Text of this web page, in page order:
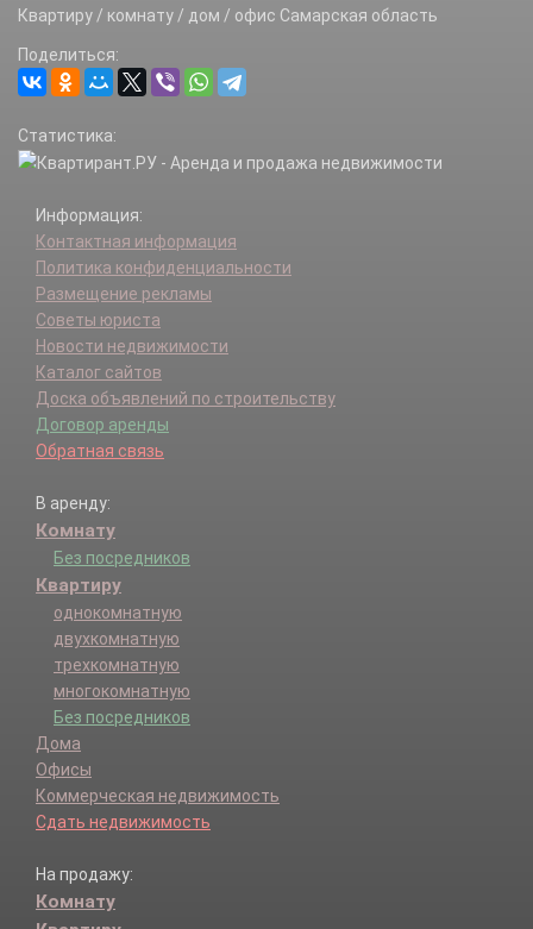
Клявлинский р-н.
Красноармейский р-н.
Красноярский р-н.
Нефтегорский р-н.
Новокуйбышевск г.
Отрадный г.
Пестравский р-н.
Похвистнево г.
Похвистневский р-н.
Приволжский р-н.
Самара г.
Сергиевский р-н.
Ставропольский р-н.
Сызранский р-н.
Сызрань г.
Хворостянский р-н.
Чапаевск г.
Челно-Вершинский р-н.
Шенталинский р-н.
Шигонский р-н.
Квартиру / комнату / дом / офис Самарская область
Поделиться:
Статистика:
Информация:
Контактная информация
Политика конфиденциальности
Размещение рекламы
Советы юриста
Новости недвижимости
Каталог сайтов
Доска объявлений по строительству
Договор аренды
Обратная связь
В аренду:
Комнату
Без посредников
Квартиру
однокомнатную
двухкомнатную
трехкомнатную
многокомнатную
Без посредников
Дома
Офисы
Коммерческая недвижимость
Сдать недвижимость
На продажу:
Комнату